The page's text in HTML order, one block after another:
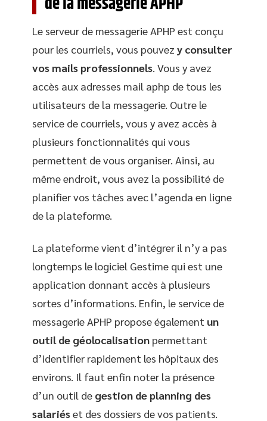
Le serveur de messagerie APHP est conçu
pour les courriels, vous pouvez y consulter
vos mails professionnels. Vous y avez
accès aux adresses mail aphp de tous les
utilisateurs de la messagerie. Outre le
service de courriels, vous y avez accès à
plusieurs fonctionnalités qui vous
permettent de vous organiser. Ainsi, au
même endroit, vous avez la possibilité de
planifier vos tâches avec l’agenda en ligne
de la plateforme.
La plateforme vient d’intégrer il n’y a pas
longtemps le logiciel Gestime qui est une
application donnant accès à plusieurs
sortes d’informations. Enfin, le service de
messagerie APHP propose également un
outil de géolocalisation permettant
d’identifier rapidement les hôpitaux des
environs. Il faut enfin noter la présence
d’un outil de gestion de planning des
salariéset des dossiers de vos patients.